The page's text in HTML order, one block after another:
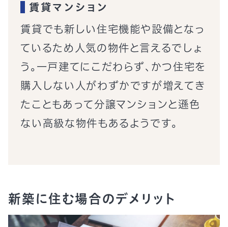
賃貸マンション
賃貸でも新しい住宅機能や設備となっ
ているため人気の物件と言えるでしょ
う。一戸建てにこだわらず、かつ住宅を
購入しない人がわずかですが増えてき
たこともあって分譲マンションと遜色
ない高級な物件もあるようです。
新築に住む場合のデメリット